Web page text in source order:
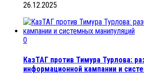
26.12.2025
0
КазТАГ против Тимура Турлова:
информационной кампании и